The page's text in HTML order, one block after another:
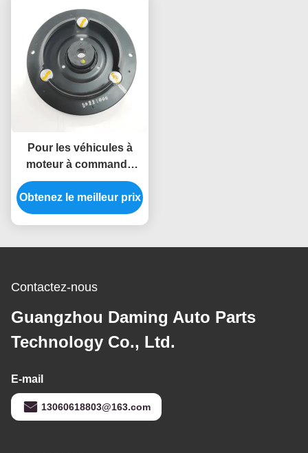
Pour les véhicules à
moteur à commande
autonome, la valeur de
l'absorbeur 48609-
0K010 pour HILUX VII
Obtenez le meilleur prix
Contactez-nous
Guangzhou Daming Auto Parts
Technology Co., Ltd.
E-mail
13060618803@163.com